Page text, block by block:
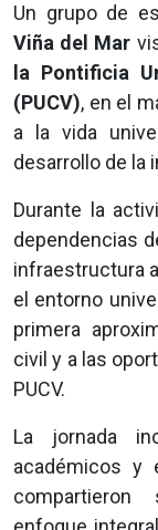
Un grupo de
Viña del Mar
la Pontificia
(PUCV), en el
a la vida
desarrollo de la
Durante la
dependencias
infraestructura
el entorno
primera
civil y a las
PUCV.
La jornada
académicos y
compartieron